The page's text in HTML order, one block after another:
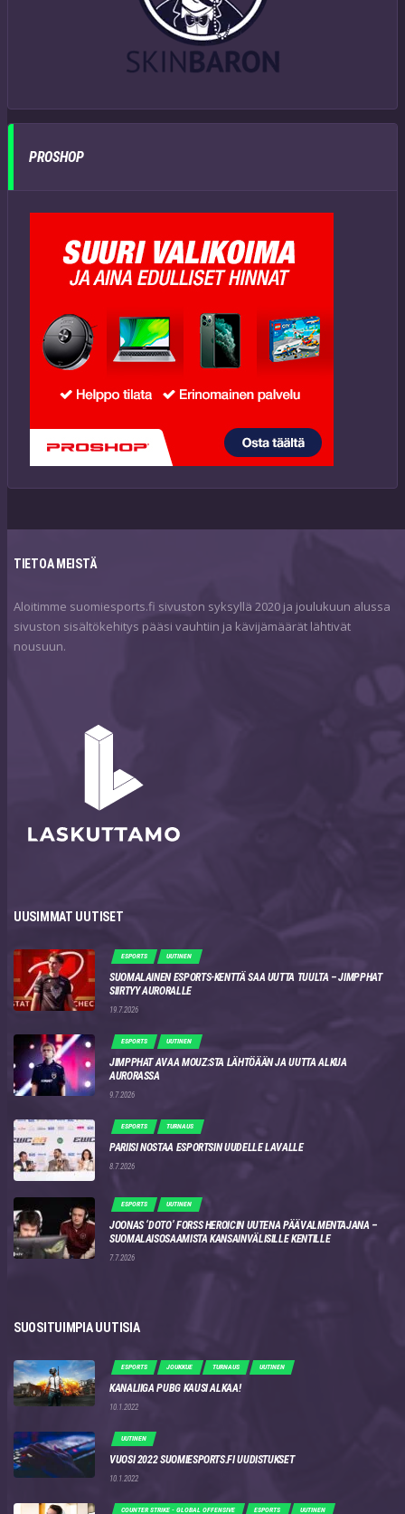
PROSHOP
TIETOA MEISTÄ
Aloitimme suomiesports.fi sivuston syksyllä 2020 ja joulukuun alussa
sivuston sisältökehitys pääsi vauhtiin ja kävijämäärät lähtivät
nousuun.
UUSIMMAT UUTISET
ESPORTS UUTINEN
SUOMALAINEN ESPORTS-KENTTÄ SAA UUTTA TUULTA – JIMPPHAT
SIIRTYY AURORALLE
19.7.2026
ESPORTS UUTINEN
JIMPPHAT AVAA MOUZ:STA LÄHTÖÄÄN JA UUTTA ALKUA
AURORASSA
9.7.2026
ESPORTS TURNAUS
PARIISI NOSTAA ESPORTSIN UUDELLE LAVALLE
8.7.2026
ESPORTS UUTINEN
JOONAS ‘DOTO’ FORSS HEROICIN UUTENA PÄÄVALMENTAJANA –
SUOMALAISOSAAMISTA KANSAINVÄLISILLE KENTILLE
7.7.2026
SUOSITUIMPIA UUTISIA
ESPORTS JOUKKUE TURNAUS UUTINEN
KANALIIGA PUBG KAUSI ALKAA!
10.1.2022
UUTINEN
VUOSI 2022 SUOMIESPORTS.FI UUDISTUKSET
10.1.2022
COUNTER STRIKE - GLOBAL OFFENSIVE ESPORTS UUTINEN